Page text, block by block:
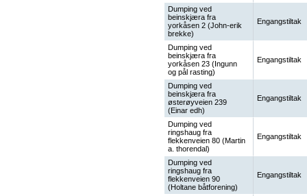
Dumping ved
beinskjæra fra
yorkåsen 2 (John-erik
brekke)
Engangstiltak
Dumping ved
beinskjæra fra
yorkåsen 23 (Ingunn
og pål rasting)
Engangstiltak
Dumping ved
beinskjæra fra
østerøyveien 239
(Einar edh)
Engangstiltak
Dumping ved
ringshaug fra
flekkenveien 80 (Martin
a. thorendal)
Engangstiltak
Dumping ved
ringshaug fra
flekkenveien 90
(Holtane båtforening)
Engangstiltak